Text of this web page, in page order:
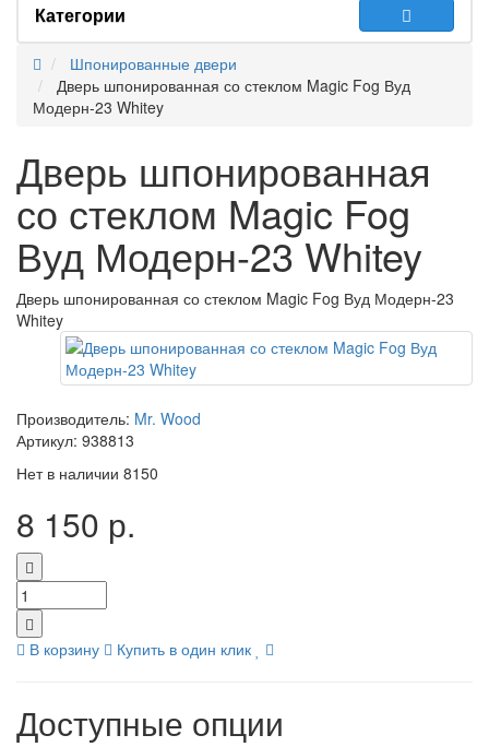
Категории
Шпонированные двери
Дверь шпонированная со стеклом Magic Fog Вуд
Модерн-23 Whitey
Дверь шпонированная
со стеклом Magic Fog
Вуд Модерн-23 Whitey
Дверь шпонированная со стеклом Magic Fog Вуд Модерн-23
Whitey
Производитель: Mr. Wood
Артикул: 938813
Нет в наличии 8150
8 150 р.
В корзину Купить в один клик
Доступные опции